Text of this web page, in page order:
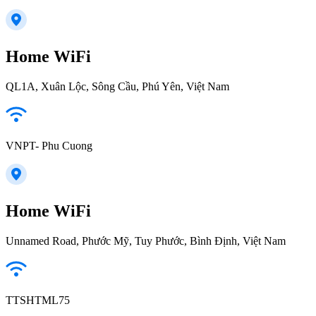
Home WiFi
QL1A, Xuân Lộc, Sông Cầu, Phú Yên, Việt Nam
VNPT- Phu Cuong
Home WiFi
Unnamed Road, Phước Mỹ, Tuy Phước, Bình Định, Việt Nam
TTSHTML75